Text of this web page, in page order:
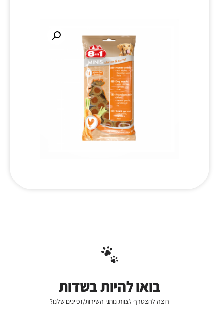
בואו להיות בשדות
רוצה להצטרף לצוות נותני השירות/זכיינים שלנו?